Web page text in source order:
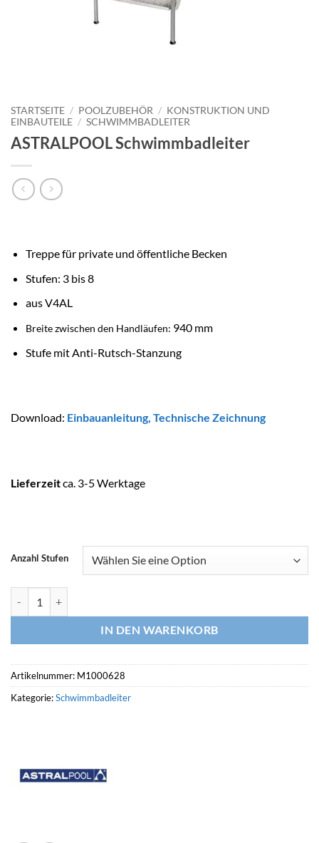
STARTSEITE / POOLZUBEHÖR / KONSTRUKTION UND
EINBAUTEILE / SCHWIMMBADLEITER
ASTRALPOOL Schwimmbadleiter
Treppe für private und öffentliche Becken
Stufen: 3 bis 8
aus V4AL
Breite zwischen den Handläufen: 940 mm
Stufe mit Anti-Rutsch-Stanzung
Download: Einbauanleitung, Technische Zeichnung
Lieferzeitca. 3-5 Werktage
Anzahl Stufen
IN DEN WARENKORB
Artikelnummer: M1000628
Kategorie:Schwimmbadleiter